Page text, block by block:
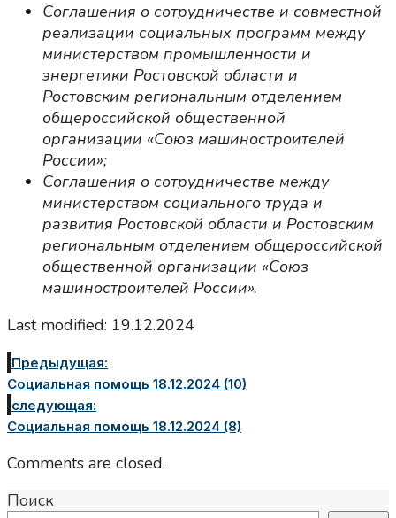
Соглашения о сотрудничестве и совместной
реализации социальных программ между
министерством промышленности и
энергетики Ростовской области и
Ростовским региональным отделением
общероссийской общественной
организации «Союз машиностроителей
России»;
Соглашения о сотрудничестве между
министерством социального труда и
развития Ростовской области и Ростовским
региональным отделением общероссийской
общественной организации «Союз
машиностроителей России».
Last modified: 19.12.2024
Предыдущая:
Социальная помощь 18.12.2024 (10)
следующая:
Социальная помощь 18.12.2024 (8)
Comments are closed.
Поиск